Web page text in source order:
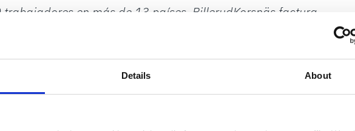
Details About
en más de 13 países. BillerudKorsnäs factura
millones de SEK y cotiza en el Nasdaq de Estocolmo.